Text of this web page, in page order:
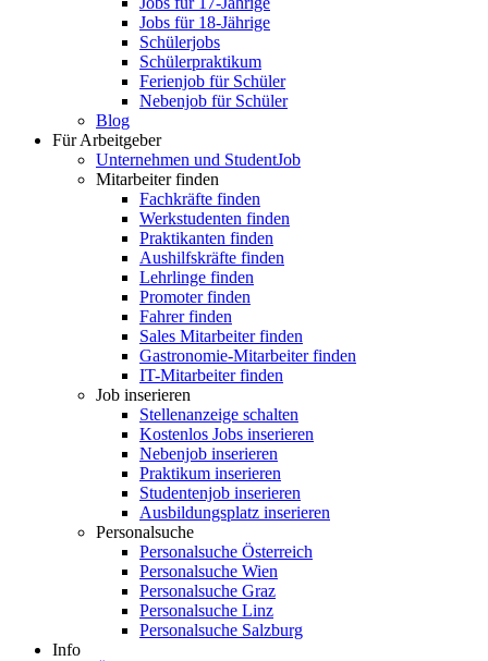
Jobs für 18-Jährige
Schülerjobs
Schülerpraktikum
Ferienjob für Schüler
Nebenjob für Schüler
Blog
Für Arbeitgeber
Unternehmen und StudentJob
Mitarbeiter finden
Fachkräfte finden
Werkstudenten finden
Praktikanten finden
Aushilfskräfte finden
Lehrlinge finden
Promoter finden
Fahrer finden
Sales Mitarbeiter finden
Gastronomie-Mitarbeiter finden
IT-Mitarbeiter finden
Job inserieren
Stellenanzeige schalten
Kostenlos Jobs inserieren
Nebenjob inserieren
Praktikum inserieren
Studentenjob inserieren
Ausbildungsplatz inserieren
Personalsuche
Personalsuche Österreich
Personalsuche Wien
Personalsuche Graz
Personalsuche Linz
Personalsuche Salzburg
Info